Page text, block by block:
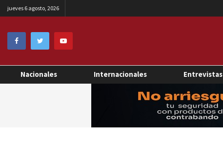
jueves 6 agosto, 2026
Nacionales Internacionales Entrevistas